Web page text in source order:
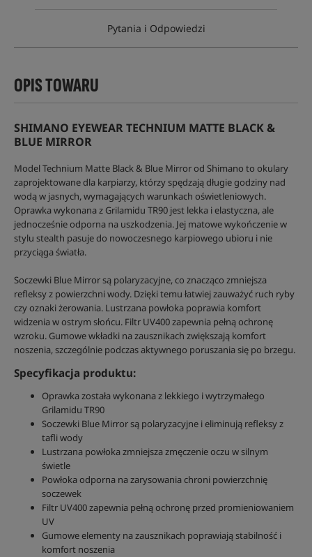
Pytania i Odpowiedzi
OPIS TOWARU
SHIMANO EYEWEAR TECHNIUM MATTE BLACK &
BLUE MIRROR
Model Technium Matte Black & Blue Mirror od Shimano to okulary
zaprojektowane dla karpiarzy, którzy spędzają długie godziny nad
wodą w jasnych, wymagających warunkach oświetleniowych.
Oprawka wykonana z Grilamidu TR90 jest lekka i elastyczna, ale
jednocześnie odporna na uszkodzenia. Jej matowe wykończenie w
stylu stealth pasuje do nowoczesnego karpiowego ubioru i nie
przyciąga światła.
Soczewki Blue Mirror są polaryzacyjne, co znacząco zmniejsza
refleksy z powierzchni wody. Dzięki temu łatwiej zauważyć ruch ryby
czy oznaki żerowania. Lustrzana powłoka poprawia komfort
widzenia w ostrym słońcu. Filtr UV400 zapewnia pełną ochronę
wzroku. Gumowe wkładki na zausznikach zwiększają komfort
noszenia, szczególnie podczas aktywnego poruszania się po brzegu.
Specyfikacja produktu:
Oprawka została wykonana z lekkiego i wytrzymałego
Grilamidu TR90
Soczewki Blue Mirror są polaryzacyjne i eliminują refleksy z
tafli wody
Lustrzana powłoka zmniejsza zmęczenie oczu w silnym
świetle
Powłoka odporna na zarysowania chroni powierzchnię
soczewek
Filtr UV400 zapewnia pełną ochronę przed promieniowaniem
UV
Gumowe elementy na zausznikach poprawiają stabilność i
komfort noszenia